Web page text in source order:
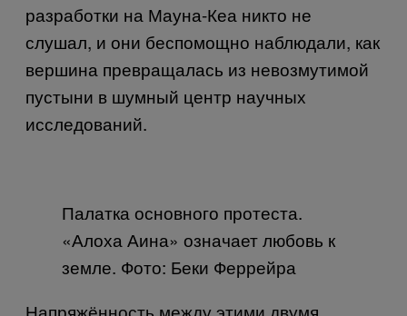
разработки на Мауна-Кеа никто не
слушал, и они беспомощно наблюдали, как
вершина превращалась из невозмутимой
пустыни в шумный центр научных
исследований.
Палатка основного протеста.
«Алоха Аина» означает любовь к
земле. Фото: Беки Феррейра
Напряжённость между этими двумя